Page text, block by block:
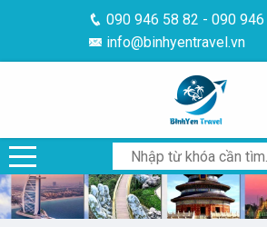
090 946 58 82 - 090 946
info@binhyentravel.vn